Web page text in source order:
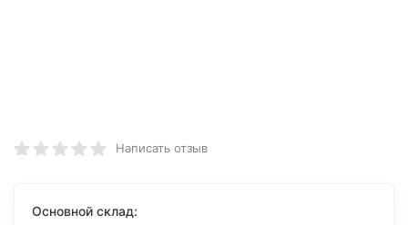
Написать отзыв
Основной склад: